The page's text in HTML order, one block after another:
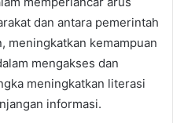
dan antara pemerintah
meningkatkan kemampuan
mengakses dan
meningkatkan literasi
informasi.